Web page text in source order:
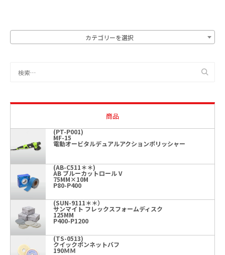
カテゴリーを選択
商品
(PT-P001)
MF-15
電動オービタルデュアルアクションポリッシャー
(AB-C511＊＊)
AB ブルーカットロール V
75MM×10M
P80-P400
(SUN-9111＊＊）
サンマイト フレックスフォームディスク
125MM
P400-P1200
(TS-0513)
クイックボンネットバフ
190ＭＭ